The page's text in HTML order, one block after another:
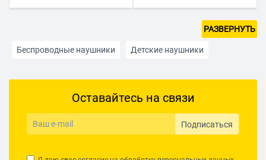
Беспроводные наушники Детские наушники
Для компьютера с микрофоном Для смартфонов
Наушники для телевизора Накладные наушники
РАЗВЕРНУТЬ
Оставайтесь на связи
Подписаться